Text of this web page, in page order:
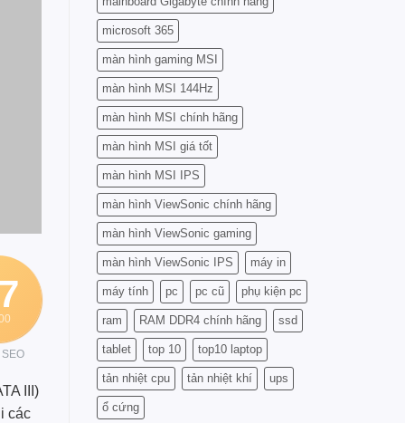
III)
các
microsoft 365
màn hình gaming MSI
màn hình MSI 144Hz
màn hình MSI chính hãng
màn hình MSI giá tốt
màn hình MSI IPS
màn hình ViewSonic chính hãng
màn hình ViewSonic gaming
màn hình ViewSonic IPS máy in
máy tính pc pc cũ phụ kiện pc
ram RAM DDR4 chính hãng ssd
tablet top 10 top10 laptop
tản nhiệt cpu tản nhiệt khí ups
ổ cứng